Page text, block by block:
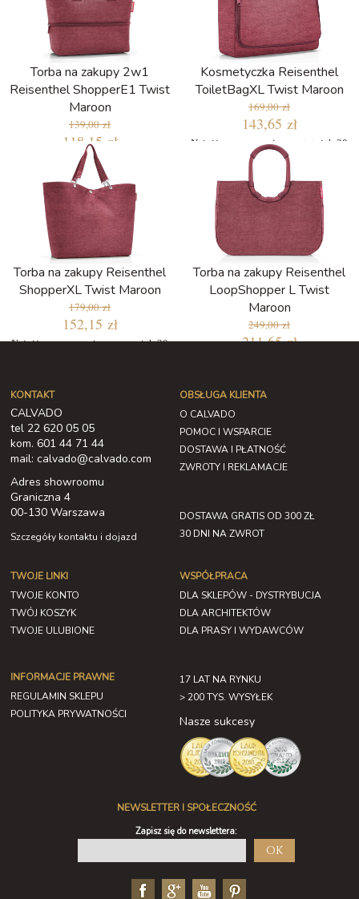
Torba na zakupy 2w1
Reisenthel ShopperE1 Twist
Maroon
139,00 zł
118,15 zł
Najniższa cena w ciągu ostatnich 30
dni: 111,20 zł
Kosmetyczka Reisenthel
ToiletBagXL Twist Maroon
169,00 zł
143,65 zł
Najniższa cena w ciągu ostatnich 30
dni: 135,20 zł
Torba na zakupy Reisenthel
ShopperXL Twist Maroon
179,00 zł
152,15 zł
Najniższa cena w ciągu ostatnich 30
Torba na zakupy Reisenthel
LoopShopper L Twist
Maroon
249,00 zł
211,65 zł
KONTAKT
CALVADO
tel 22 620 05 05
kom. 601 44 71 44
mail: calvado@calvado.com
Adres showroomu
Graniczna 4
00-130 Warszawa
Szczegóły kontaktu i dojazd
OBSŁUGA KLIENTA
O CALVADO
POMOC I WSPARCIE
DOSTAWA I PŁATNOŚĆ
ZWROTY I REKLAMACJE
DOSTAWA GRATIS OD 300 ZŁ
30 DNI NA ZWROT
TWOJE LINKI
TWOJE KONTO
TWÓJ KOSZYK
TWOJE ULUBIONE
INFORMACJE PRAWNE
REGULAMIN SKLEPU
POLITYKA PRYWATNOŚCI
WSPÓŁPRACA
DLA SKLEPÓW - DYSTRYBUCJA
DLA ARCHITEKTÓW
DLA PRASY I WYDAWCÓW
17 LAT NA RYNKU
> 200 TYS. WYSYŁEK
Nasze sukcesy
NEWSLETTER I SPOŁECZNOŚĆ
Zapisz się do newslettera:
OK